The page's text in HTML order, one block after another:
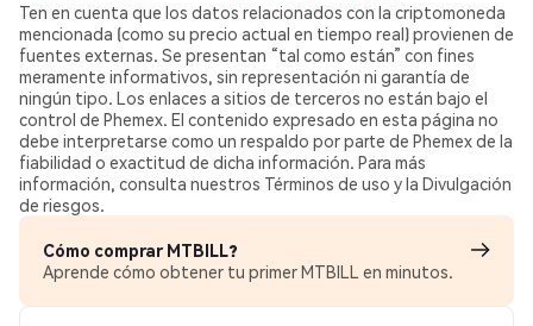
Ten en cuenta que los datos relacionados con la criptomoneda
mencionada (como su precio actual en tiempo real) provienen de
fuentes externas. Se presentan “tal como están” con fines
meramente informativos, sin representación ni garantía de
ningún tipo. Los enlaces a sitios de terceros no están bajo el
control de Phemex. El contenido expresado en esta página no
debe interpretarse como un respaldo por parte de Phemex de la
fiabilidad o exactitud de dicha información. Para más
información, consulta nuestros Términos de uso y la Divulgación
de riesgos.
Cómo comprar MTBILL?
Aprende cómo obtener tu primer MTBILL en minutos.